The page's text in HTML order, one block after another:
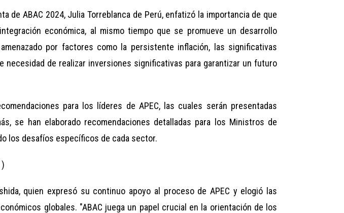
de ABAC 2024, Julia Torreblanca de Perú, enfatizó la importancia de que
económica, al mismo tiempo que se promueve un desarrollo
por factores como la persistente inflación, las significativas
de realizar inversiones significativas para garantizar un futuro
para los líderes de APEC, las cuales serán presentadas
se han elaborado recomendaciones detalladas para los Ministros de
los desafíos específicos de cada sector.
)
quien expresó su continuo apoyo al proceso de APEC y elogió las
globales. "ABAC juega un papel crucial en la orientación de los